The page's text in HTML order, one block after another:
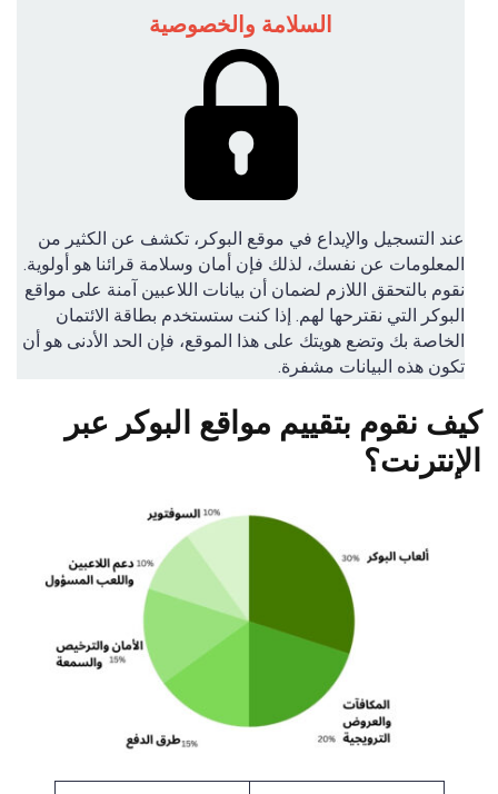
السلامة والخصوصية
عند التسجيل والإيداع في موقع البوكر، تكشف عن الكثير من
المعلومات عن نفسك، لذلك فإن أمان وسلامة قرائنا هو أولوية.
نقوم بالتحقق اللازم لضمان أن بيانات اللاعبين آمنة على مواقع
البوكر التي نقترحها لهم. إذا كنت ستستخدم بطاقة الائتمان
الخاصة بك وتضع هويتك على هذا الموقع، فإن الحد الأدنى هو أن
تكون هذه البيانات مشفرة.
كيف نقوم بتقييم مواقع البوكر عبر
الإنترنت؟